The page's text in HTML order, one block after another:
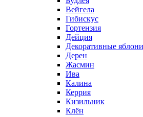
Вейгела
Гибискус
Гортензия
Дейция
Декоративные яблони
Дерен
Жасмин
Ива
Калина
Керрия
Кизильник
Клён